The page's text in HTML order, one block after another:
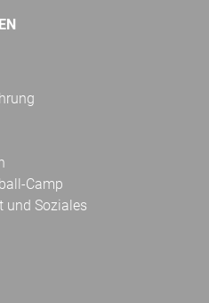
Camp
und Soziales